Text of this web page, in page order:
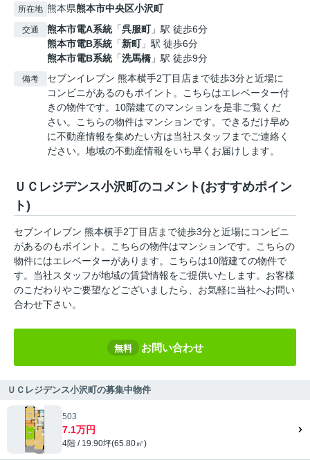
所在地 熊本県熊本市中央区小沢町
交通 熊本市電A系統「呉服町」駅 徒歩6分
熊本市電B系統「新町」駅 徒歩6分
熊本市電B系統「洗馬橋 」駅 徒歩9分
備考
セブンイレブン 熊本横手2丁目店まで徒歩3分と近場に
コンビニがあるのもポイント。こちらはエレベーター付
きの物件です。10階建てのマンションを是非ご覧くだ
さい。こちらの物件はマンションです。できるだけ早め
に不動産情報を集めたい方は当社スタッフまでご連絡く
ださい。地域の不動産情報をいち早くお届けします。
ＵＣレジデンス小沢町のコメント(おすすめポイン
ト)
セブンイレブン 熊本横手2丁目店まで徒歩3分と近場にコンビニ
があるのもポイント。こちらの物件はマンションです。こちらの
物件にはエレベーターがあります。こちらは10階建ての物件で
す。当社スタッフが地域の賃貸情報をご提供いたします。お客様
のこだわりやご要望などございましたら、お気軽に当社へお問い
合わせ下さい。
無料 お問い合わせ
ＵＣレジデンス小沢町の募集中物件
503
7.1万円
4階 / 19.90坪(65.80㎡)